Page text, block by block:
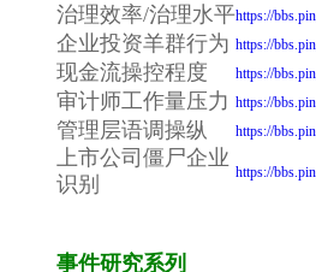
治理效率/治理水平https://
企业投资羊群行为 https://
现金流操控程度 https://
审计师工作量压力 https://
管理层语调操纵 https://
上市公司僵尸企业
识别
https://
事件研究系列